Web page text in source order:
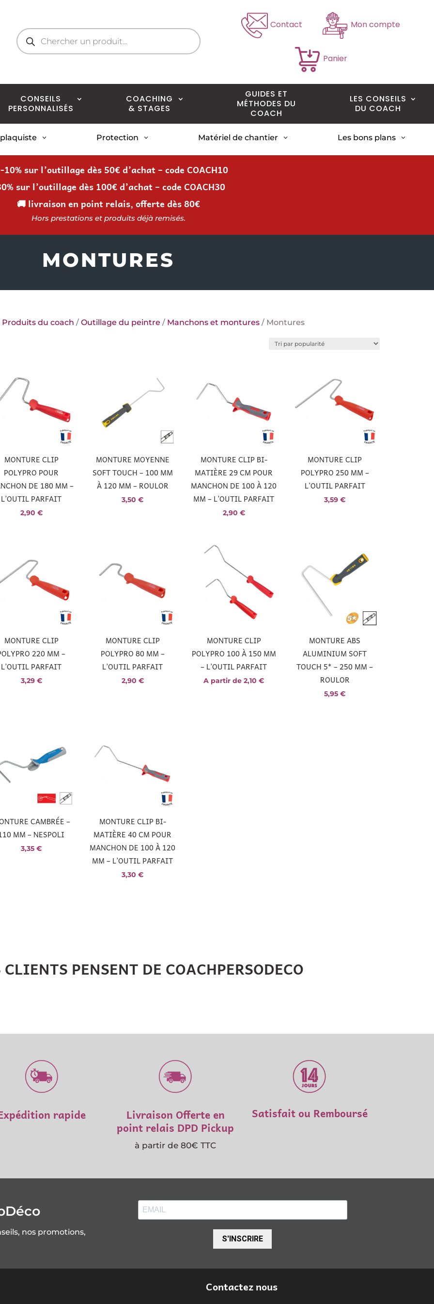
Recherche
de
produits
Contact Mon compte
Panier
CONSEILS
PERSONNALISÉS
COACHING
& STAGES
GUIDES ET
MÉTHODES DU
COACH
LES CONSEILS
DU COACH
3 Protection 3 Matériel de chantier 3 Les bons plans 3
10% sur l’outillage dès 50€ d’achat – code COACH10
sur l’outillage dès 100€ d’achat – code COACH30
🚚 livraison en point relais, offerte dès 80€
Hors prestations et produits déjà remisés.
MONTURES
Produits du coach / Outillage du peintre / Manchons et montures/ Montures
MONTURE CLIP
POLYPRO POUR
DE 180 MM –
L’OUTIL PARFAIT
2,90 €
MONTURE MOYENNE
SOFT TOUCH – 100 MM
À 120 MM – ROULOR
3,50€
MONTURE CLIP BI-
MATIÈRE 29 CM POUR
MANCHON DE 100 À 120
MM – L’OUTIL PARFAIT
2,90 €
MONTURE CLIP
POLYPRO 250 MM –
L’OUTIL PARFAIT
3,59€
MONTURE CLIP
220 MM –
L’OUTIL PARFAIT
3,29 €
MONTURE CLIP
POLYPRO 80 MM –
L’OUTIL PARFAIT
2,90 €
MONTURE CLIP
POLYPRO 100 À 150 MM
– L’OUTIL PARFAIT
A partir de2,10€
MONTURE ABS
ALUMINIUM SOFT
TOUCH 5* – 250 MM –
ROULOR
5,95€
CAMBRÉE –
MM – NESPOLI
3,35€
MONTURE CLIP BI-
MATIÈRE 40 CM POUR
MANCHON DE 100 À 120
MM – L’OUTIL PARFAIT
3,30€
PENSENT DE COACHPERSODECO
rapide Livraison Offerte en
point relais DPD Pickup
à partir de 80€ TTC
Satisfait ou Remboursé
nos promotions,
S'INSCRIRE
Contactez nous